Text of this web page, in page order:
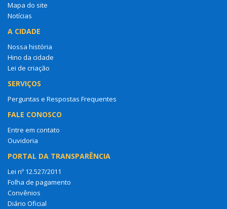
Mapa do site
Notícias
A CIDADE
Nossa história
Hino da cidade
Lei de criação
SERVIÇOS
Perguntas e Respostas Frequentes
FALE CONOSCO
Entre em contato
Ouvidoria
PORTAL DA TRANSPARÊNCIA
Lei nº 12.527/2011
Folha de pagamento
Convênios
Diário Oficial